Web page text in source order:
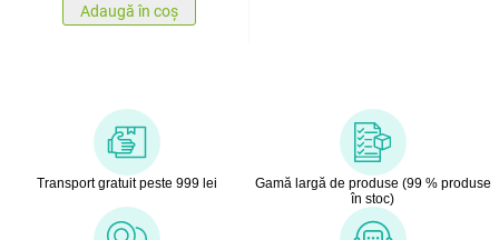
Adaugă în coș
Transport gratuit peste 999 lei
Gamă largă de produse (99 % produse
în stoc)